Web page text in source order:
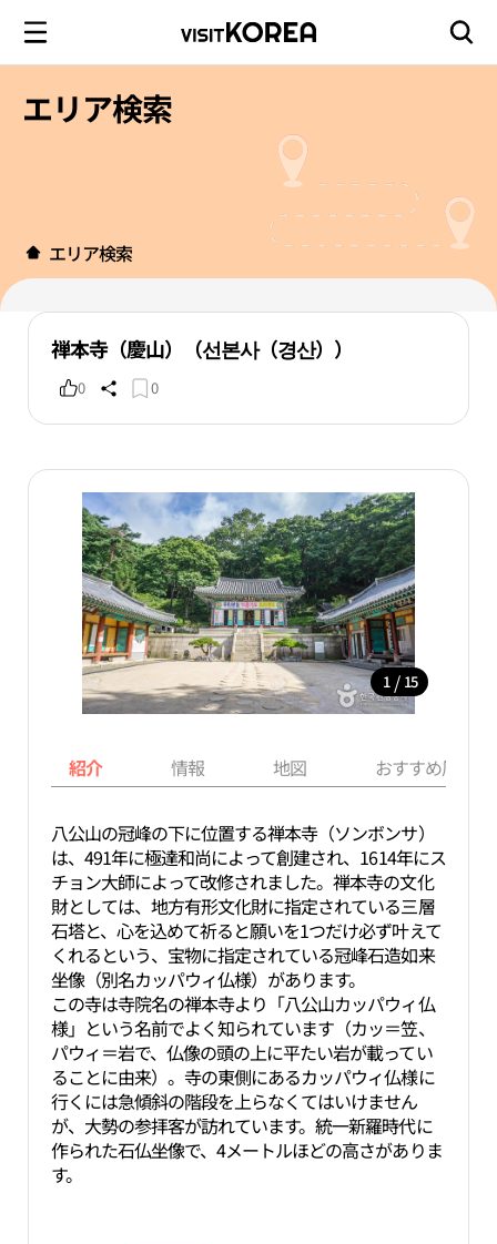
エリア検索
エリア検索
禅本寺（慶山）（선본사（경산））
0 0
1 / 15
紹介 情報 地図 おすすめ周辺
八公山の冠峰の下に位置する禅本寺（ソンボンサ）
は、491年に極達和尚によって創建され、1614年にス
チョン大師によって改修されました。禅本寺の文化
財としては、地方有形文化財に指定されている三層
石塔と、心を込めて祈ると願いを1つだけ必ず叶えて
くれるという、宝物に指定されている冠峰石造如来
坐像（別名カッパウィ仏様）があります。
この寺は寺院名の禅本寺より「八公山カッパウィ仏
様」という名前でよく知られています（カッ＝笠、
パウィ＝岩で、仏像の頭の上に平たい岩が載ってい
ることに由来）。寺の東側にあるカッパウィ仏様に
行くには急傾斜の階段を上らなくてはいけません
が、大勢の参拝客が訪れています。統一新羅時代に
作られた石仏坐像で、4メートルほどの高さがありま
す。